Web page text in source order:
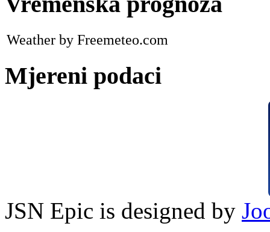
Weather by Freemeteo.com
Mjereni podaci
JSN Epic is designed by